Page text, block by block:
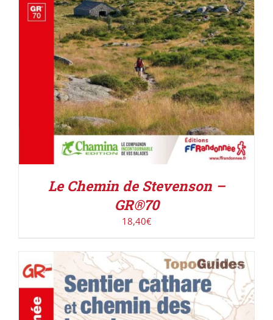
Le Chemin de Stevenson –
GR®70
18,40€